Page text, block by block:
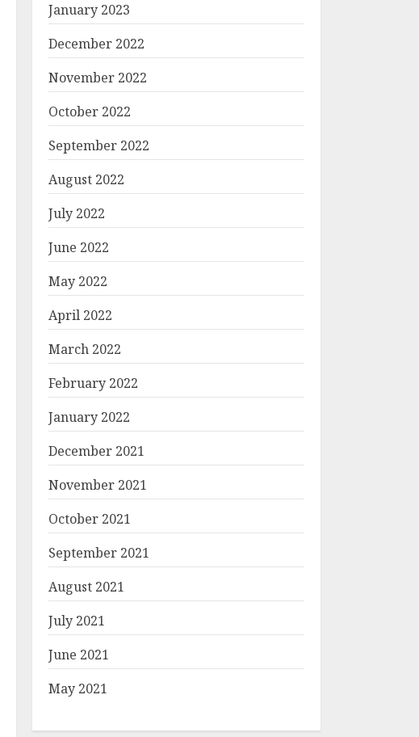
January 2023
December 2022
November 2022
October 2022
September 2022
August 2022
July 2022
June 2022
May 2022
April 2022
March 2022
February 2022
January 2022
December 2021
November 2021
October 2021
September 2021
August 2021
July 2021
June 2021
May 2021